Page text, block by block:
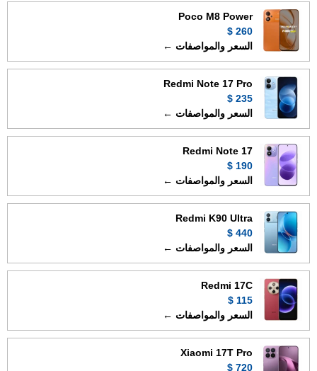
Poco M8 Power
260 $
السعر والمواصفات ←
Redmi Note 17 Pro
235 $
السعر والمواصفات ←
Redmi Note 17
190 $
السعر والمواصفات ←
Redmi K90 Ultra
440 $
السعر والمواصفات ←
Redmi 17C
115 $
السعر والمواصفات ←
Xiaomi 17T Pro
720 $